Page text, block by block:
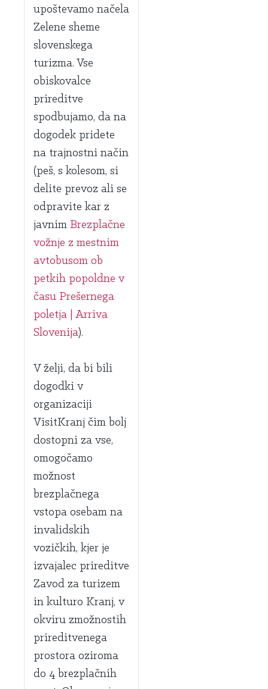
upoštevamo načela
Zelene sheme
slovenskega
turizma. Vse
obiskovalce
prireditve
spodbujamo, da na
dogodek pridete
na trajnostni način
(peš, s kolesom, si
delite prevoz ali se
odpravite kar z
javnim Brezplačne
vožnje z mestnim
avtobusom ob
petkih popoldne v
času Prešernega
poletja | Arriva
Slovenija).
V želji, da bi bili
dogodki v
organizaciji
VisitKranj čim bolj
dostopni za vse,
omogočamo
možnost
brezplačnega
vstopa osebam na
invalidskih
vozičkih, kjer je
izvajalec prireditve
Zavod za turizem
in kulturo Kranj, v
okviru zmožnostih
prireditvenega
prostora oziroma
do 4 brezplačnih